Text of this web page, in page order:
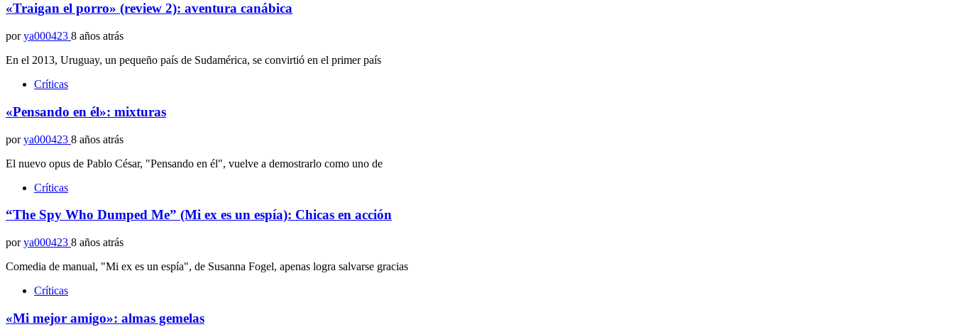
«Traigan el porro» (review 2): aventura canábica
por ya000423 8 años atrás
En el 2013, Uruguay, un pequeño país de Sudamérica, se convirtió en el primer país
Críticas
«Pensando en él»: mixturas
por ya000423 8 años atrás
El nuevo opus de Pablo César, "Pensando en él", vuelve a demostrarlo como uno de
Críticas
“The Spy Who Dumped Me” (Mi ex es un espía): Chicas en acción
por ya000423 8 años atrás
Comedia de manual, "Mi ex es un espía", de Susanna Fogel, apenas logra salvarse gracias
Críticas
«Mi mejor amigo»: almas gemelas